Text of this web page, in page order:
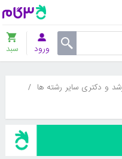
ورود سبد
و دکتری سایر رشته ها /